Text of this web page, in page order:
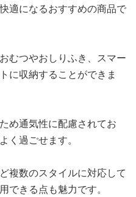
適になるおすすめの商品で
むつやおしりふき、スマー
に収納することができま
め通気性に配慮されてお
く過ごせます。
複数のスタイルに対応して
できる点も魅力です。